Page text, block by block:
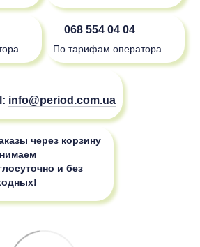
068 554 04 04
По тарифам оператора.
info@period.com.ua
через корзину
и без